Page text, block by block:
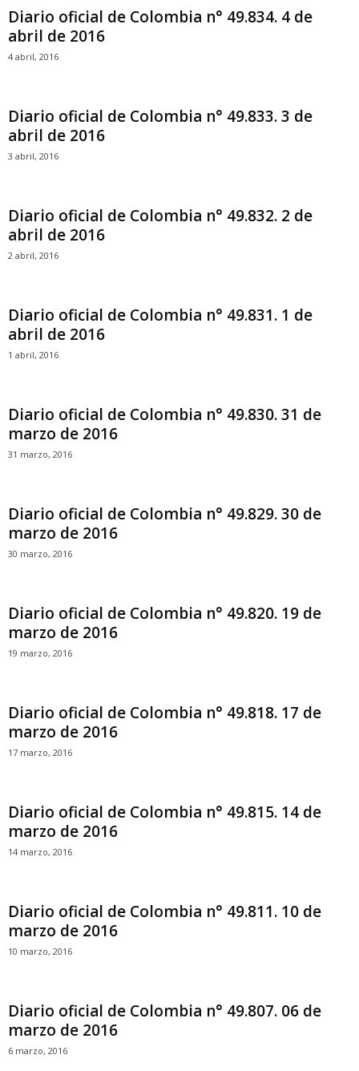
Diario oficial de Colombia n° 49.834. 4 de
abril de 2016
4 abril, 2016
Diario oficial de Colombia n° 49.833. 3 de
abril de 2016
3 abril, 2016
Diario oficial de Colombia n° 49.832. 2 de
abril de 2016
2 abril, 2016
Diario oficial de Colombia n° 49.831. 1 de
abril de 2016
1 abril, 2016
Diario oficial de Colombia n° 49.830. 31 de
marzo de 2016
31 marzo, 2016
Diario oficial de Colombia n° 49.829. 30 de
marzo de 2016
30 marzo, 2016
Diario oficial de Colombia n° 49.820. 19 de
marzo de 2016
19 marzo, 2016
Diario oficial de Colombia n° 49.818. 17 de
marzo de 2016
17 marzo, 2016
Diario oficial de Colombia n° 49.815. 14 de
marzo de 2016
14 marzo, 2016
Diario oficial de Colombia n° 49.811. 10 de
marzo de 2016
10 marzo, 2016
Diario oficial de Colombia n° 49.807. 06 de
marzo de 2016
6 marzo, 2016